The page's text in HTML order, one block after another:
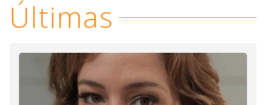
Últimas